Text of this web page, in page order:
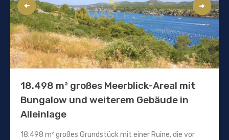
18.498 m² großes Meerblick-Areal mit
Bungalow und weiterem Gebäude in
Alleinlage
18.498 m² großes Grundstück mit einer Ruine, die vor